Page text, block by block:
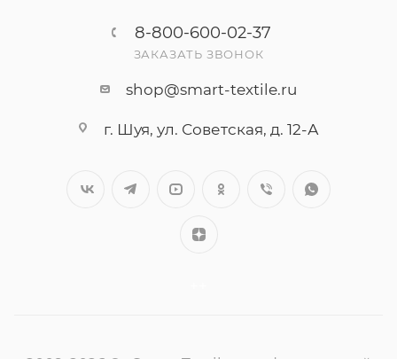
8-800-600-02-37
ЗАКАЗАТЬ ЗВОНОК
shop@smart-textile.ru
г. Шуя, ул. Советская, д. 12-А